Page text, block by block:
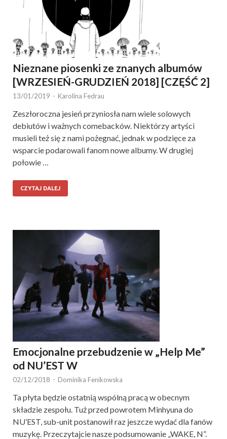
Nieznane piosenki ze znanych albumów
[WRZESIEŃ-GRUDZIEŃ 2018] [CZĘŚĆ 2]
13/01/2019 - Karolina Fedrau
Zeszłoroczna jesień przyniosła nam wiele solowych
debiutów i ważnych comebacków. Niektórzy artyści
musieli też się z nami pożegnać, jednak w podzięce za
wsparcie podarowali fanom nowe albumy. W drugiej
połowie …
CZYTAJ DALEJ
Emocjonalne przebudzenie w „Help Me”
od NU’EST W
02/12/2018 - Dominika Fenikowska
Ta płyta będzie ostatnią wspólną pracą w obecnym
składzie zespołu. Tuż przed powrotem Minhyuna do
NU’EST, sub-unit postanowił raz jeszcze wydać dla fanów
muzykę. Przeczytajcie nasze podsumowanie „WAKE, N”.